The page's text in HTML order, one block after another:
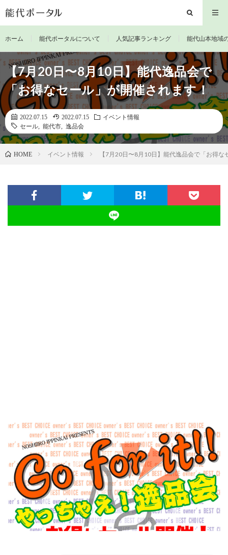
ホーム 能代ポータルについて 人気記事ランキング 能代山本地域
【7月20日〜8月10日】能代逸品会で
「お得なセール」が開催されます！
2022.07.15 2022.07.15
イベント情報
セール
能代市 逸品会
HOME イベント情報 【7月20日〜8月10日】能代逸品会で「お得